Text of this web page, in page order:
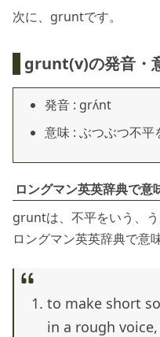
次に、gruntです。
grunt(v)の発音・
発音 : grʌ́nt
意味 : ぶつぶつ不平
ロングマン英英辞典で意
gruntは、不平をいう、う
ロングマン英英辞典で意
to make short
in a rough